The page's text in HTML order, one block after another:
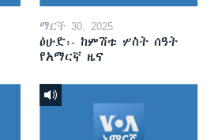
ማርች 30, 2025
ዕሁድ፡- ከምሽቱ ሦስት ሰዓት
የአማርኛ ዜና